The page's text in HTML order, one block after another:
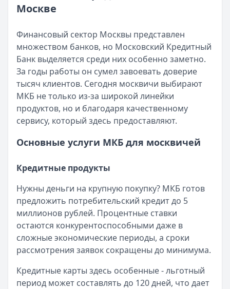
Категория:Кредиты
Интернет-банк Бинбанка
Кратко:Современные банковские услуги стали еще
Опубликовано:17 ноября 2025 г.
Категория:Кредиты
Читать статью
Субсидии малоимущим семьям в 2025 году
Кратко:В сложной финансовой ситуации важно знать о
Опубликовано:17 ноября 2025 г.
Читать статью
Кратко:Получите кредит на сумму до 5 000 000 рублей
Опубликовано: 17 ноября 2025 г.
Категория:Кредиты
Читать статью
Все статьи
Москве
Финансовый сектор Москвы представлен
множеством банков, но Московский Кредитный
Банк выделяется среди них особенно заметно.
За годы работы он сумел завоевать доверие
тысяч клиентов. Сегодня москвичи выбирают
МКБ не только из-за широкой линейки
продуктов, но и благодаря качественному
сервису, который здесь предоставляют.
Основные услуги МКБ для москвичей
Кредитные продукты
Нужны деньги на крупную покупку? МКБ готов
предложить потребительский кредит до 5
миллионов рублей. Процентные ставки
остаются конкурентоспособными даже в
сложные экономические периоды, а сроки
рассмотрения заявок сокращены до минимума.
Кредитные карты здесь особенные - льготный
период может составлять до 120 дней, что дает